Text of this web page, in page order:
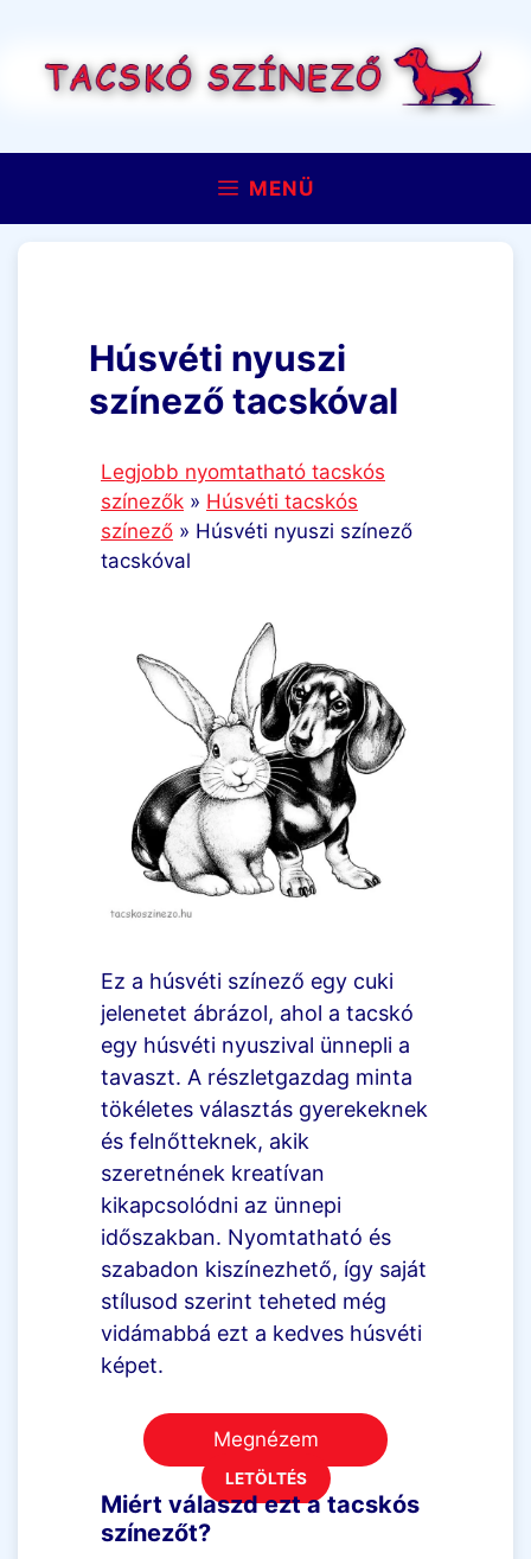
tartalomba
MENÜ
Húsvéti nyuszi
színező tacskóval
Legjobb nyomtatható tacskós
színezők » Húsvéti tacskós
színező » Húsvéti nyuszi színező
tacskóval
Ez a húsvéti színező egy cuki
jelenetet ábrázol, ahol a tacskó
egy húsvéti nyuszival ünnepli a
tavaszt. A részletgazdag minta
tökéletes választás gyerekeknek
és felnőtteknek, akik
szeretnének kreatívan
kikapcsolódni az ünnepi
időszakban. Nyomtatható és
szabadon kiszínezhető, így saját
stílusod szerint teheted még
vidámabbá ezt a kedves húsvéti
képet.
Megnézem
LETÖLTÉS
Miért válaszd ezt a tacskós
színezőt?